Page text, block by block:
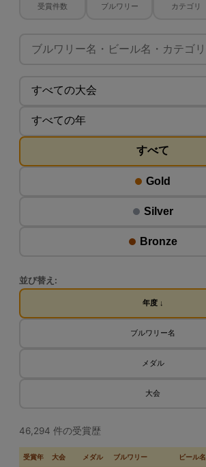
受賞件数 ブルワリー カテゴリ
すべて
Gold
Silver
Bronze
並び替え:
年度 ↓
ブルワリー名
メダル
大会
46,294 件の受賞歴
受賞年 大会 メダル ブルワリー ビール名